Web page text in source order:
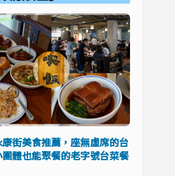
康街美食推薦，座無虛席的台
體也能聚餐的老字號台菜餐